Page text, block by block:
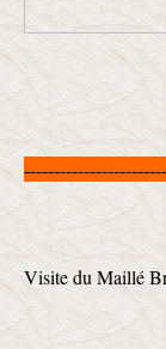
Visite du Maillé